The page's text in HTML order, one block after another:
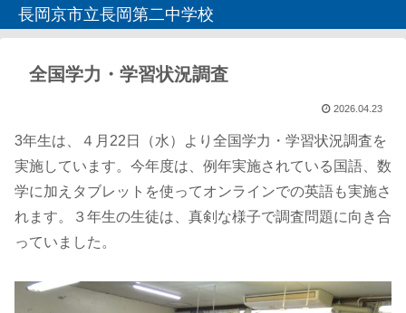
長岡京市立長岡第二中学校
全国学力・学習状況調査
2026.04.23
3年生は、４月22日（水）より全国学力・学習状況調査を
実施しています。今年度は、例年実施されている国語、数
学に加えタブレットを使ってオンラインでの英語も実施さ
れます。３年生の生徒は、真剣な様子で調査問題に向き合
っていました。